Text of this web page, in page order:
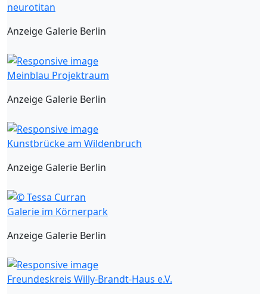
neurotitan
Anzeige Galerie Berlin
Meinblau Projektraum
Anzeige Galerie Berlin
Kunstbrücke am Wildenbruch
Anzeige Galerie Berlin
Galerie im Körnerpark
Anzeige Galerie Berlin
Freundeskreis Willy-Brandt-Haus e.V.